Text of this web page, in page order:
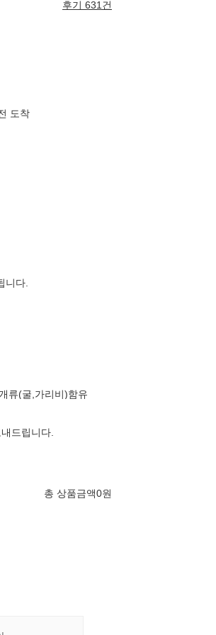
후기 631건
도착
니다.
류(굴,가리비)함유
드립니다.
총 상품금액0원